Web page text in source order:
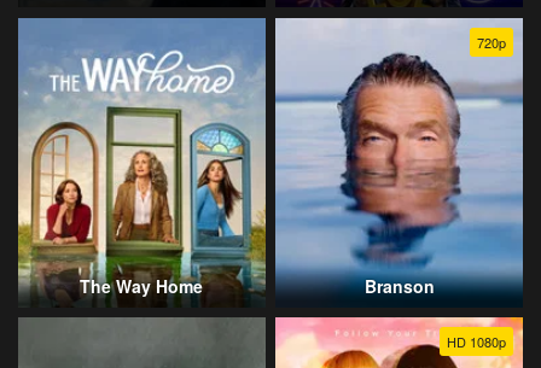
The Way Home
720p
Branson
HD 1080p